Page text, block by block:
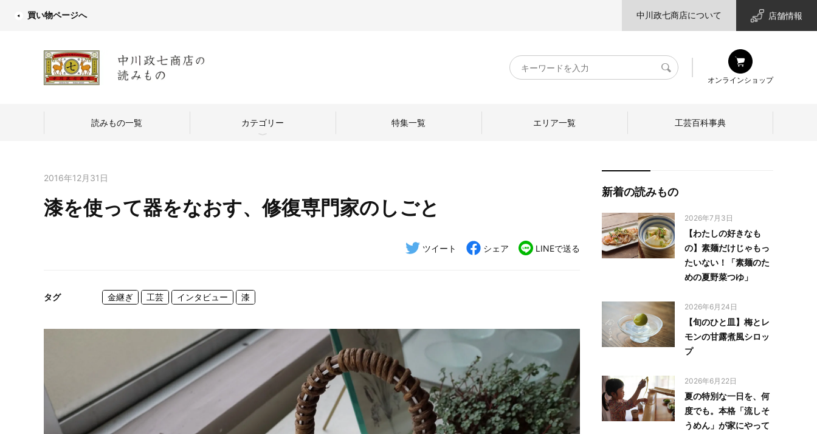
買い物ページへ 中川政七商店について 店舗情報
キ
ー
検
オンラインショップ
読みもの一覧 カテゴリー
中川政七商店のものづくり 日本の暮らし 中川政七商店のひと
特集一覧 エリア一覧 工芸百科事典
2016年12月31日
漆を使って器をなおす、修復専門家のしごと
ツイート シェア LINEで送る
タグ 金継ぎ 工芸 インタビュー 漆
新着の読みもの
2026年7月3日
【わたしの好きなも
の】素麺だけじゃもっ
たいない！「素麺のた
めの夏野菜つゆ」
2026年6月24日
【旬のひと皿】梅とレ
モンの甘露煮風シロッ
プ
2026年6月22日
夏の特別な一日を、何
度でも。本格「流しそ
うめん」が家にやって